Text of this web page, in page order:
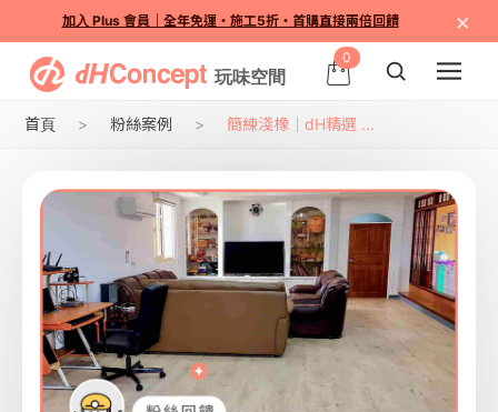
加入 Plus 會員｜全年免運・施工5折・首購直接兩倍回饋 ×
0
首頁 粉絲案例 簡練淺橡｜dH精選 ...